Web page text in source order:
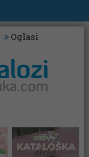
Oglasi